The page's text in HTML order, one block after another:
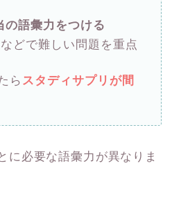
の語彙力をつける
どで難しい問題を重点
ら スタディサプリが間
に必要な語彙力が異なりま